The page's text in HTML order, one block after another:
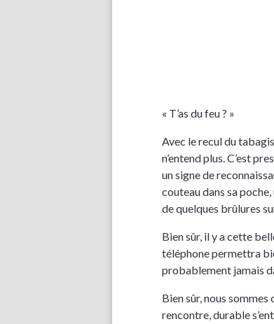
« T’as du feu ? »
Avec le recul du
n’entend plus. C’est
un signe de
couteau dans sa
de quelques brûlures
Bien sûr, il y a cette
téléphone permettra
probablement jamais
Bien sûr, nous
rencontre, durable